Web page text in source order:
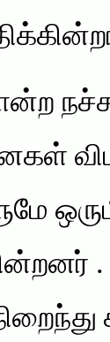
.